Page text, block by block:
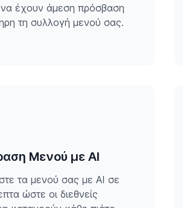
έχουν άμεση πρόσβαση
τη συλλογή μενού σας.
Μενού με AI
τα μενού σας με AI σε
ώστε οι διεθνείς